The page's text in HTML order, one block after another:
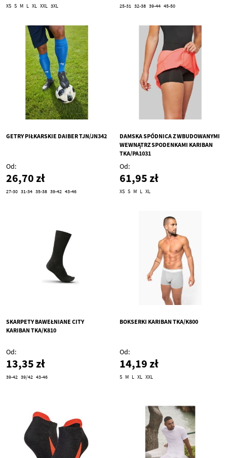
XS S M L XL XXL 3XL 25-31 32-38 39-44 45-50
GETRY PIŁKARSKIE DAIBER TJN/JN342
Od
26,70 zł
27-30 31-34 35-38 39-42 43-46
DAMSKA SPÓDNICA Z WBUDOWANYMI
WEWNĄTRZ SPODENKAMI KARIBAN
TKA/PA1031
Od
61,95 zł
XS S M L XL
SKARPETY BAWEŁNIANE CITY
KARIBAN TKA/K810
Od
13,35 zł
39-42 39/42 43-46
BOKSERKI KARIBAN TKA/K800
Od
14,19 zł
S M L XL XXL